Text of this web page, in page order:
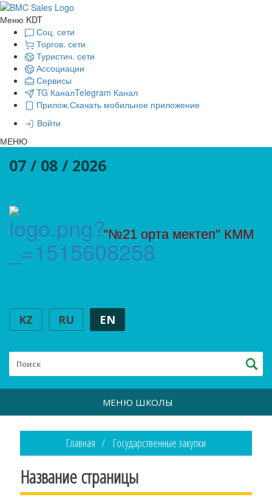
Меню KDT
Соц. сети
Торгов. сети
Туристич. сети
Ассоциации
Сервисы
TG КаналTelegram Канал
Прилож.Скачать мобильное приложение
Войти
МЕНЮ
07 / 08 / 2026
"№21 орта мектеп" КММ
KZ RU EN
МЕНЮ ШКОЛЫ
Главная Государственные закупки
Название страницы